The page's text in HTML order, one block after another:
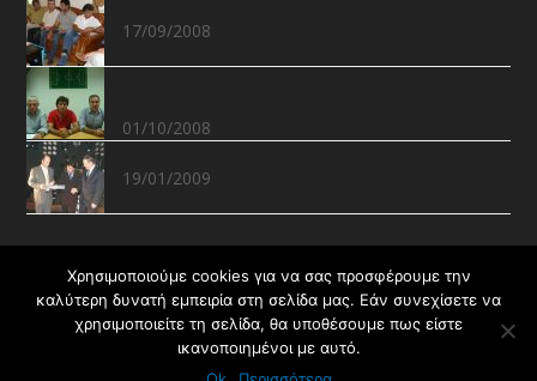
17/09/2008
01/10/2008
19/01/2009
Recent Projects
Χρησιμοποιούμε cookies για να σας προσφέρουμε την
καλύτερη δυνατή εμπειρία στη σελίδα μας. Εάν συνεχίσετε να
χρησιμοποιείτε τη σελίδα, θα υποθέσουμε πως είστε
ικανοποιημένοι με αυτό.